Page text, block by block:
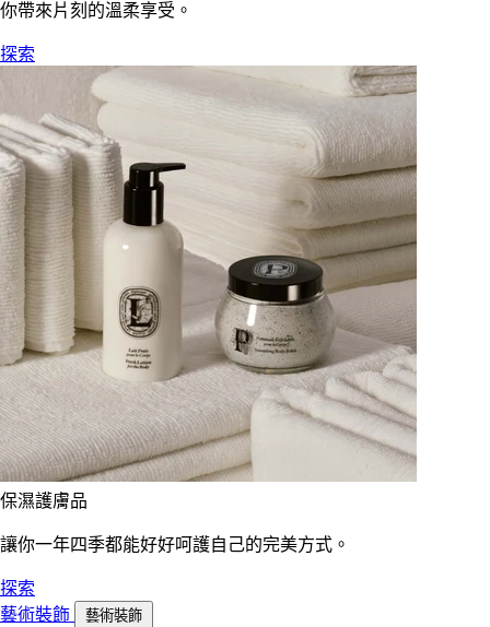
你帶來片刻的溫柔享受。
探索
保濕護膚品
讓你一年四季都能好好呵護自己的完美方式。
探索
藝術裝飾
藝術裝飾